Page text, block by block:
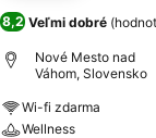
8,2 Veľmi dobré (
Nové Mesto nad
Váhom, Slovensko
Wi-fi zdarma
Wellness